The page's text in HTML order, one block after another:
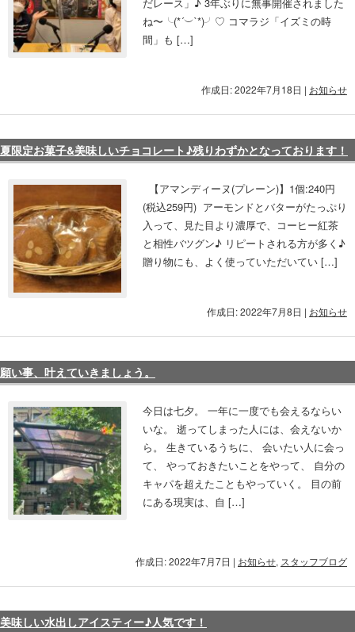
ね〜╰(*´︶`*)╯♡ コマラジ「イズミの時
間」も […]
作成日: 2022年7月18日 | お知らせ
夏限定お菓子&美味しいチョコレート♪残りわずかとなっております！
【アマンディーヌ(プレーン)】1個:240円
(税込259円) アーモンドとバターがたっぷり
入って、見た目より濃厚で、コーヒー紅茶
と相性バツグン♪ リピートされる方が多く♪
贈り物にも、よく使っていただいてい […]
作成日: 2022年7月8日 | お知らせ
願い事、叶えていきましょう。
今日は七夕。 一年に一度でも会えるならい
いな。 逝ってしまった人には、会えないか
ら。 生きているうちに、 会いたい人に会っ
て、 やっておきたいことをやって、 自分の
キャパを超えたこともやっていく。 目の前
にある現実は、自 […]
作成日: 2022年7月7日 | お知らせ, スタッフブログ
美味しい水出しアイスティー♪人気です！